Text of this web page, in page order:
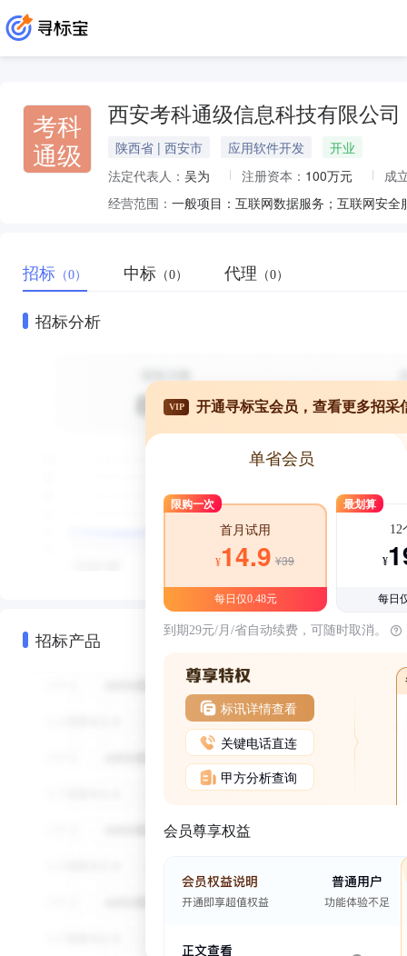
考科
通级
西安考科通级信息科技有限公司
陕西省 | 西安市 应用软件开发
开业
法定代表人： 吴为 注册资本： 100万元
成
经营范围：
招标 （0） 中标 （0） 代理 （0）
招标分析
招标产品
VIP 开通寻标宝会员，查看更多招采
单省会员
限购一次
首月试用
¥14.9 ¥39
每日仅0.48元
最划算
12
¥
每日
到期29元/月/省自动续费，可随时取消。
标讯详情查看
关键电话直连
甲方分析查询
会员尊享权益